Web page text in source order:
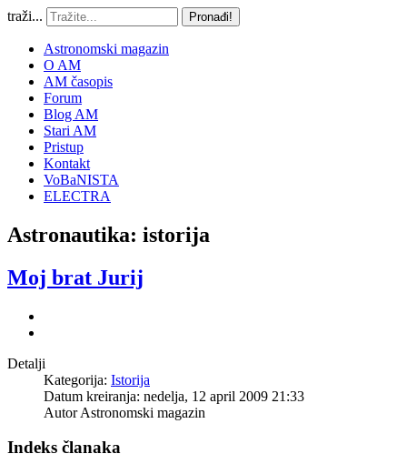
traži... Pronađi!
Astronomski magazin
O AM
AM časopis
Forum
Blog AM
Stari AM
Pristup
Kontakt
VoBaNISTA
ELECTRA
Astronautika: istorija
Moj brat Jurij
Detalji
Kategorija: Istorija
Datum kreiranja: nedelja, 12 april 2009 21:33
AutorAstronomski magazin
Indeks članaka